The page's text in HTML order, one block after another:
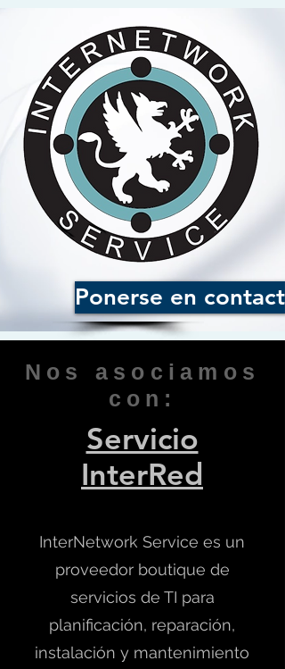
Ponerse en contacto
Nos asociamos
con:
Servicio
InterRed
InterNetwork Service es un
proveedor boutique de
servicios de TI para
planificación, reparación,
instalación y mantenimiento